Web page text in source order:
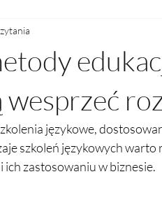
wesprzeć
językowe,
szkoleń językowych
zastosowaniu w biznesie.